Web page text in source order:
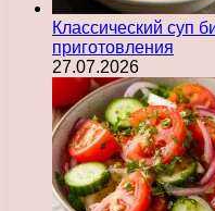
Классический суп
приготовления
27.07.2026